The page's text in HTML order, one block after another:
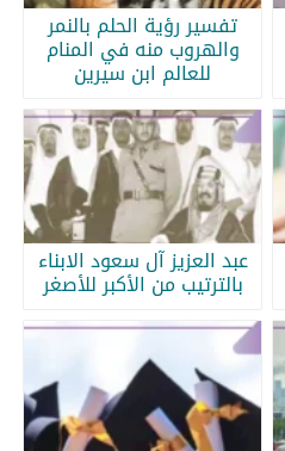
تفسير رؤية الحلم بالنمر
والهروب منه في المنام
للعالم ابن سيرين
عبد العزيز آل سعود الابناء
بالترتيب من الأكبر للأصغر